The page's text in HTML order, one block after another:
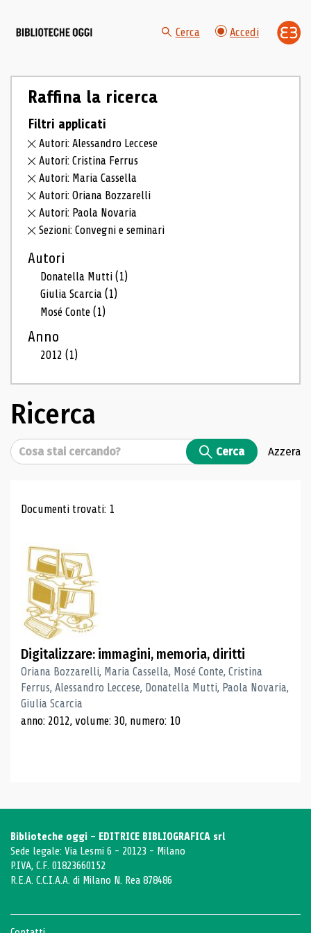
Cerca Accedi
Raffina la ricerca
Filtri applicati
Autori: Alessandro Leccese
Autori: Cristina Ferrus
Autori: Maria Cassella
Autori: Oriana Bozzarelli
Autori: Paola Novaria
Sezioni: Convegni e seminari
Autori
Donatella Mutti(1)
Giulia Scarcia(1)
Mosé Conte(1)
Anno
2012(1)
Ricerca
Cerca Cerca Azzera
Risultati di ricerca
Documenti trovati: 1
Digitalizzare: immagini, memoria, diritti
Oriana Bozzarelli, Maria Cassella, Mosé Conte, Cristina
Ferrus, Alessandro Leccese, Donatella Mutti, Paola Novaria,
Giulia Scarcia
anno: 2012, volume: 30, numero: 10
Biblioteche oggi - EDITRICE BIBLIOGRAFICA srl
Sede legale: Via Lesmi 6 - 20123 - Milano
P.IVA, C.F. 01823660152
R.E.A. C.C.I.A.A. di Milano N. Rea 878486